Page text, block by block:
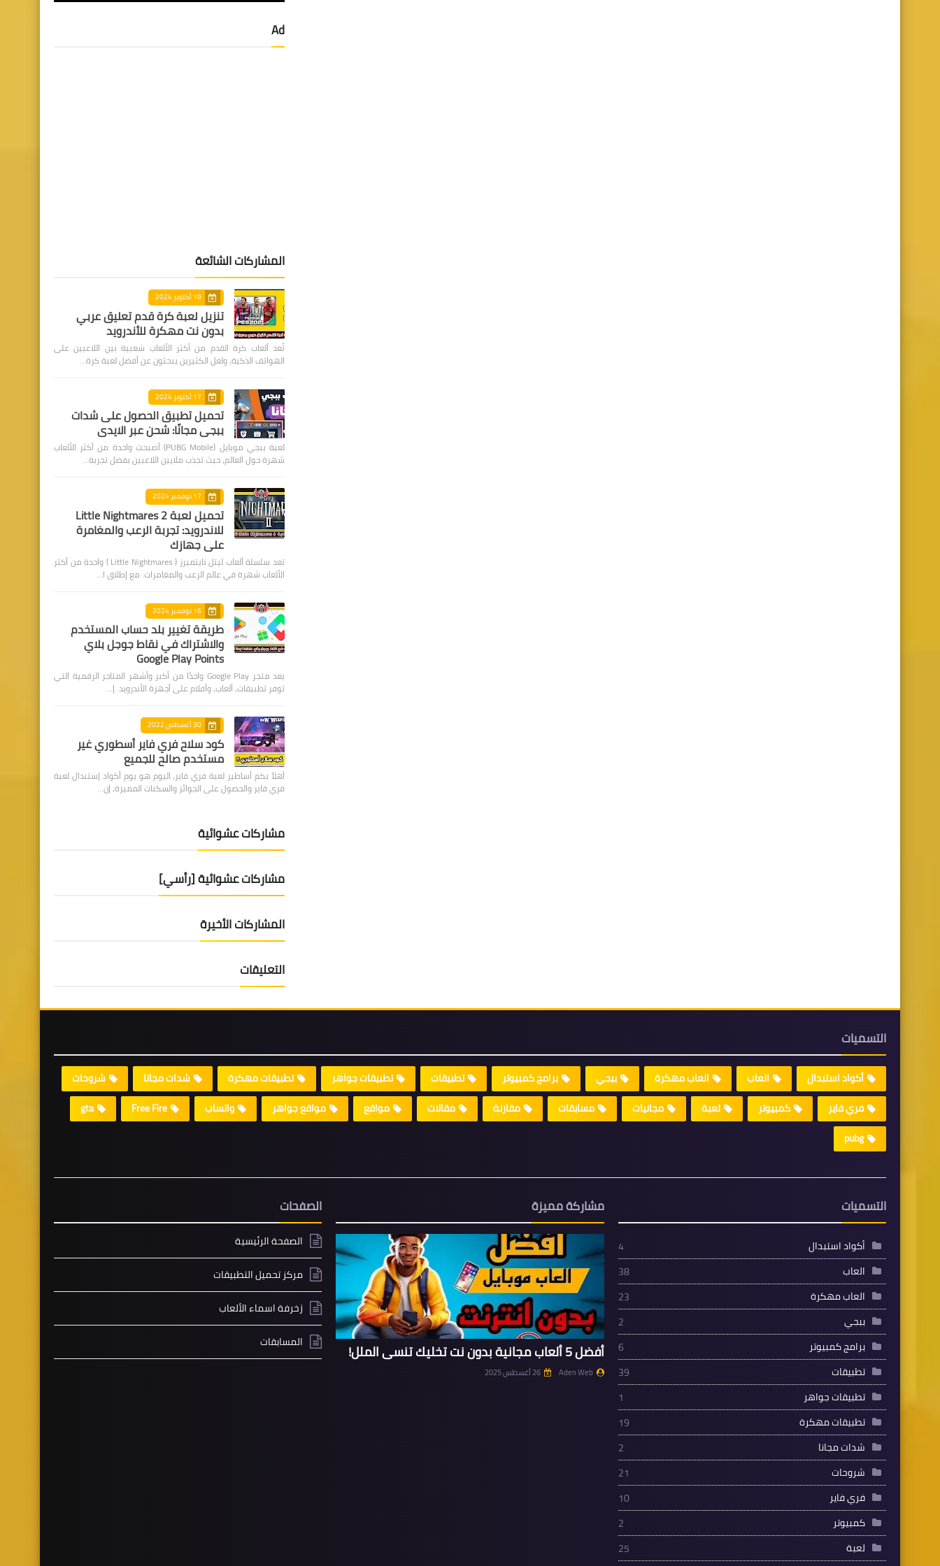
Ad
المشاركات الشائعة
19 أكتوبر 2024
تنزيل لعبة كرة قدم تعليق عربي
بدون نت مهكرة للأندرويد
تُعد ألعاب كرة القدم من أكثر الألعاب شعبية بين اللاعبين على
الهواتف الذكية، ولعل الكثيرين يبحثون عن أفضل لعبة كرة…
17 أكتوبر 2024
تحميل تطبيق الحصول على شدات
ببجي مجانًا: شحن عبر الايدي
لعبة ببجي موبايل (PUBG Mobile) أصبحت واحدة من أكثر الألعاب
شهرة حول العالم، حيث تجذب ملايين اللاعبين بفضل تجربة…
17 نوفمبر 2024
تحميل لعبة Little Nightmares 2
للاندرويد: تجربة الرعب والمغامرة
على جهازك
تعد سلسلة ألعاب ليتل نايتميرز ( Little Nightmares ) واحدة من أكثر
الألعاب شهرة في عالم الرعب والمغامرات. مع إطلاق ا…
16 نوفمبر 2024
طريقة تغيير بلد حساب المستخدم
والاشتراك في نقاط جوجل بلاي
Google Play Points
يعد متجر Google Play واحدًا من أكبر وأشهر المتاجر الرقمية التي
توفر تطبيقات، ألعاب، وأفلام على أجهزة الأندرويد. إ…
30 أغسطس 2022
كود سلاح فري فاير أسطوري غير
مستخدم صالح للجميع
أهلاً بكم أساطير لعبة فري فاير، اليوم هو يوم أكواد إستبدال لعبة
فري فاير والحصول على الجوائز والسكنات المميزة، إن…
مشاركات عشوائية
مشاركات عشوائية [رأسي]
المشاركات الأخيرة
التعليقات
التسميات
أكواد استبدال العاب العاب مهكرة ببجي برامج كمبيوتر تطبيقات تطبيقات جواهر تطبيقات مهكرة شدات مجانا
شروحات
فري فاير
كمبيوتر لعبة مجانيات مسابقات مقارنة مقالات مواقع مواقع جواهر واتساب Free Fire
gta
pubg
التسميات
أكواد استبدال
4
العاب
38
العاب مهكرة
23
ببجي
2
برامج كمبيوتر
6
تطبيقات
39
تطبيقات جواهر
1
تطبيقات مهكرة
19
شدات مجانا
2
شروحات
21
فري فاير
10
كمبيوتر
2
لعبة
25
مشاركة مميزة
أفضل 5 ألعاب مجانية بدون نت تخليك تنسى الملل!
Aden Web 26 أغسطس 2025
الصفحات
الصفحة الرئيسية
مركز تحميل التطبيقات
زخرفة اسماء الألعاب
المسابقات